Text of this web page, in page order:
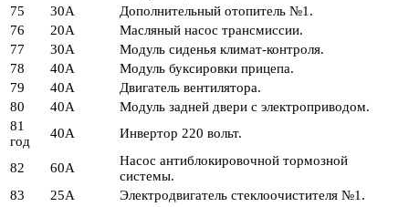
75
30А
Дополнительный отопитель №1.
76
20А
Масляный насос трансмиссии.
77
30А
Модуль сиденья климат-контроля.
78
40А
Модуль буксировки прицепа.
79
40А
Двигатель вентилятора.
80
40А
Модуль задней двери с электроприводом.
81
год
40А Инвертор 220 вольт.
82 60А
Насос антиблокировочной тормозной
системы.
83
25А
Электродвигатель стеклоочистителя №1.